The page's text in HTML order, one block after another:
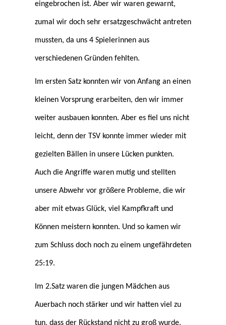
eingebrochen ist. Aber wir waren gewarnt,
zumal wir doch sehr ersatzgeschwächt antreten
mussten, da uns 4 Spielerinnen aus
verschiedenen Gründen fehlten.
m ersten Satz konnten wir von Anfang an einen
kleinen Vorsprung erarbeiten, den wir immer
weiter ausbauen konnten. Aber es fiel uns nicht
leicht, denn der TSV konnte immer wieder mit
gezielten Bällen in unsere Lücken punkten.
Auch die Angriffe waren mutig und stellten
unsere Abwehr vor größere Probleme, die wir
aber mit etwas Glück, viel Kampfkraft und
Können meistern konnten. Und so kamen wir
zum Schluss doch noch zu einem ungefährdeten
25:19.
Im 2.Satz waren die jungen Mädchen aus
Auerbach noch stärker und wir hatten viel zu
tun, dass der Rückstand nicht zu groß wurde.